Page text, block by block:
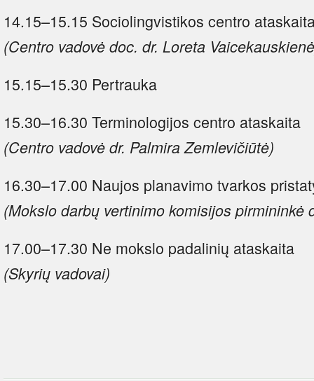
14.15–15.15 Sociolingvistikos centro
(Centro vadovė doc. dr. Loreta
15.15–15.30 Pertrauka
15.30–16.30 Terminologijos centro ataskaita
(Centro vadovė dr. Palmira Zemlevičiūtė)
16.30–17.00 Naujos planavimo tvarkos
(Mokslo darbų vertinimo komisijos pirmininkė
17.00–17.30 Ne mokslo padalinių ataskaita
(Skyrių vadovai)